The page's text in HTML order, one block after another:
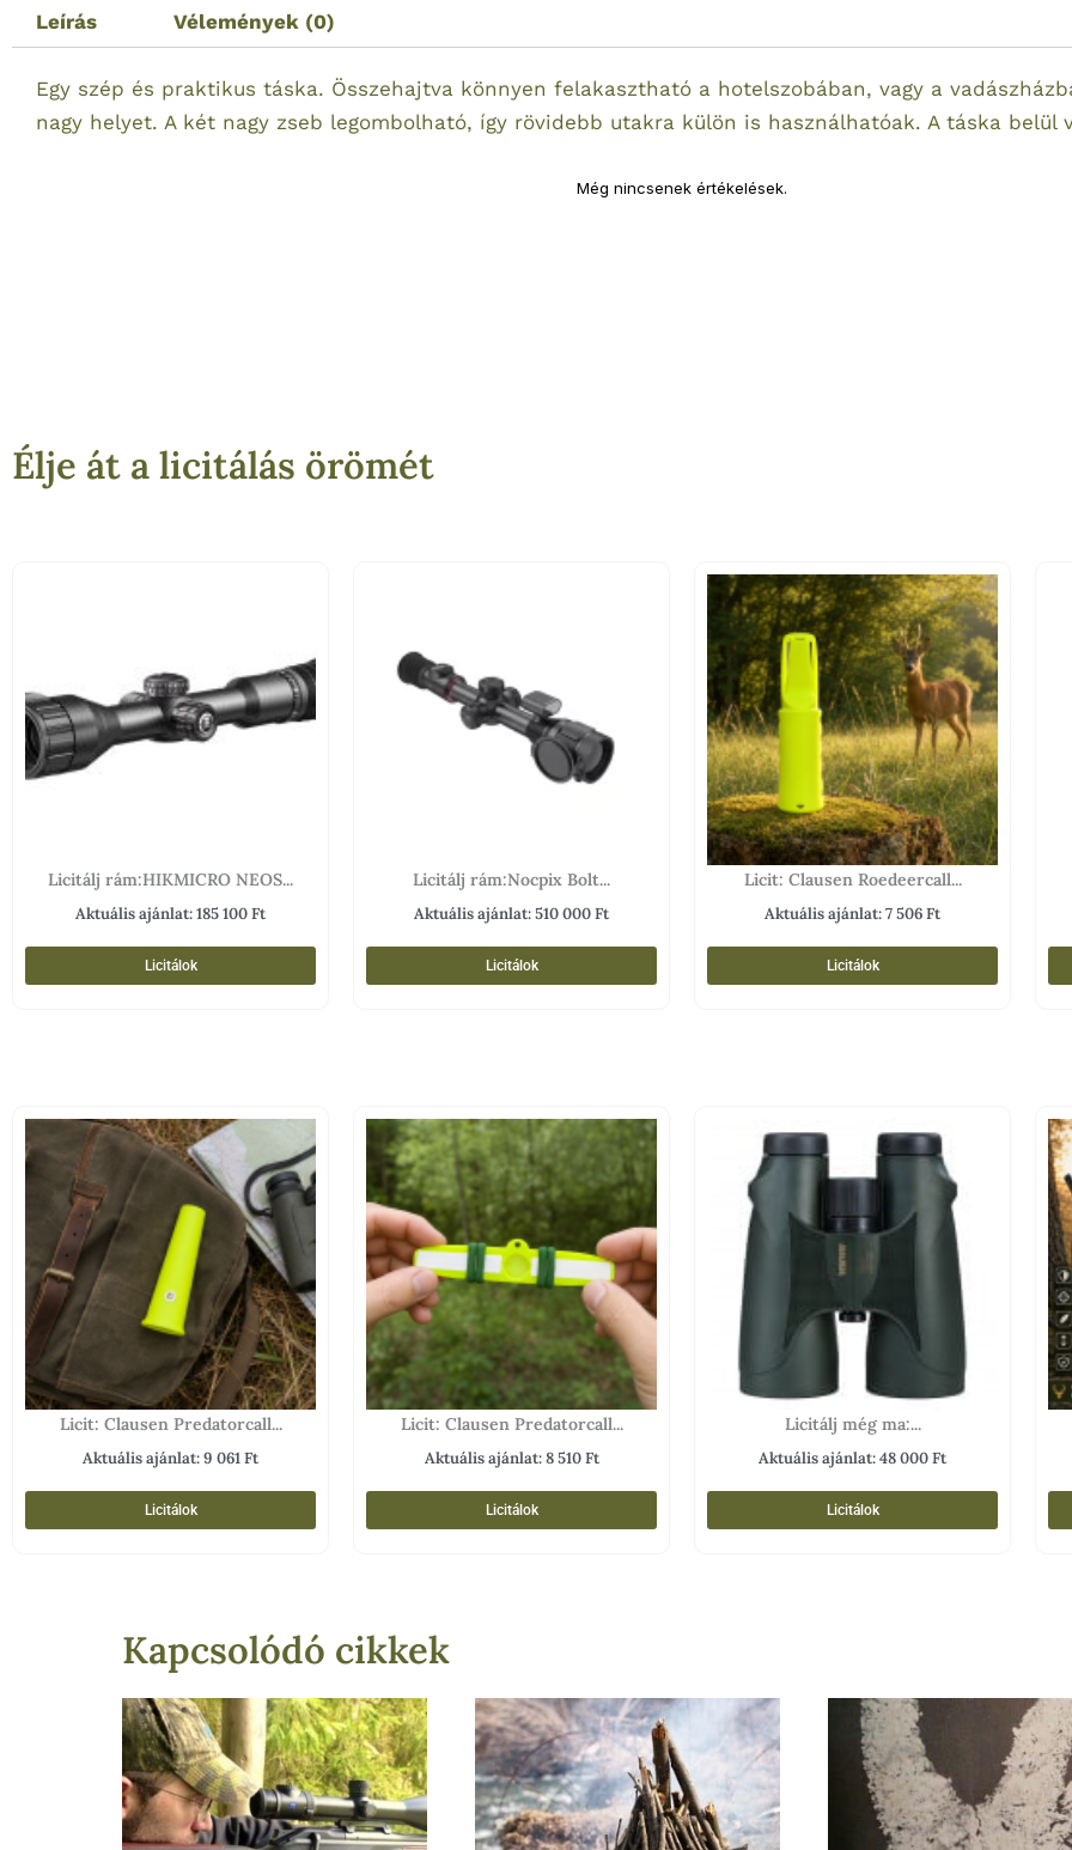
Leírás Vélemények (0)
Egy szép és praktikus táska. Összehajtva könnyen felakasztható a hotelszobában, vagy a
nagy helyet. A két nagy zseb legombolható, így rövidebb utakra külön is használhatóak. A táska belül
Még nincsenek értékelések.
Élje át a licitálás örömét
Licitálj rám:HIKMICRO NEOS...
Aktuális ajánlat:185 100Ft
Licitálok
Licitálj rám:Nocpix Bolt...
Aktuális ajánlat:510 000Ft
Licitálok
Licit: Clausen Roedeercall...
Aktuális ajánlat:7 506Ft
Licitálok
Licit: Clausen Predatorcall...
Aktuális ajánlat:9 061Ft
Licitálok
Licit: Clausen Predatorcall...
Aktuális ajánlat:8 510Ft
Licitálok
Licitálj még ma:...
Aktuális ajánlat:48 000Ft
Licitálok
Kapcsolódó cikkek